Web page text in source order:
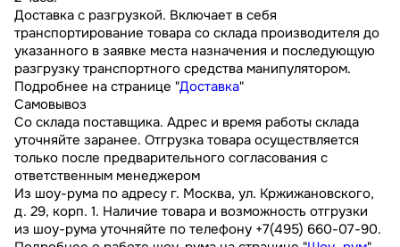
Доставка с разгрузкой. Включает в себя
транспортирование товара со склада производителя до
указанного в заявке места назначения и последующую
разгрузку транспортного средства манипулятором.
Подробнее на странице "Доставка"
Самовывоз
Со склада поставщика. Адрес и время работы склада
уточняйте заранее. Отгрузка товара осуществляется
только после предварительного согласования с
ответственным менеджером
Из шоу-рума по адресу г. Москва, ул. Кржижановского,
д. 29, корп. 1. Наличие товара и возможность отгрузки
из шоу-рума уточняйте по телефону +7(495) 660-07-90.